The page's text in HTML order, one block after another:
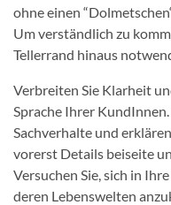
ohne einen
Um verständlich zu
Tellerrand hinaus
Verbreiten Sie Klarheit
Sprache Ihrer
Sachverhalte und
vorerst Details beiseite
Versuchen Sie, sich in
deren Lebenswelten